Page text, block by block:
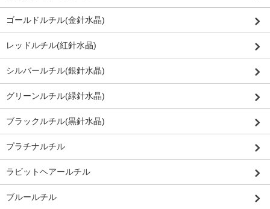
ゴールドルチル(金針水晶)
レッドルチル(紅針水晶)
シルバールチル(銀針水晶)
グリーンルチル(緑針水晶)
ブラックルチル(黒針水晶)
プラチナルチル
ラビットヘアールチル
ブルールチル